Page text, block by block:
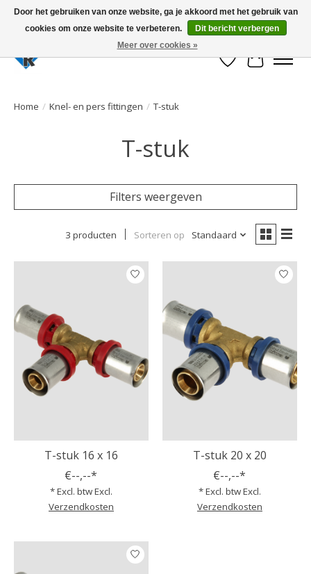
Large selection of products and fast shipping!
Verlanglijst
Home / Knel- en pers fittingen / T-stuk
T-stuk
Filters weergeven
3 producten Sorteren op Standaard
T-stuk 16 x 16
€--,--*
* Excl. btw Excl.
Verzendkosten
T-stuk 20 x 20
€--,--*
* Excl. btw Excl.
Verzendkosten
Door het gebruiken van onze website, ga je akkoord met het gebruik van
cookies om onze website te verbeteren.
Dit bericht verbergen
Meer over cookies »